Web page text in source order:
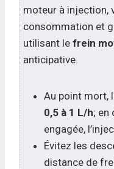
moteur à injection,
consommation et
utilisant le frein
anticipative.
Au point mort,
0,5 à 1 L/h; en
engagée,
Évitez les
distance de